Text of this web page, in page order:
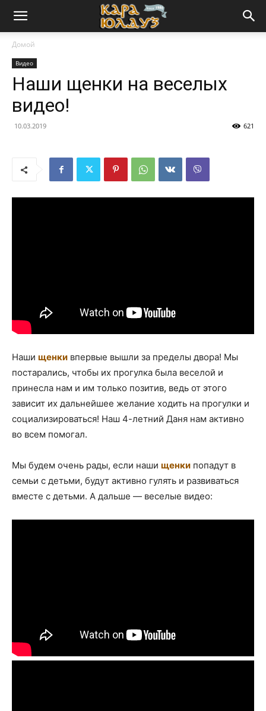
Домой
Видео
Наши щенки на веселых
видео!
10.03.2019 621
Наши щенки впервые вышли за пределы двора! Мы
постарались, чтобы их прогулка была веселой и
принесла нам и им только позитив, ведь от этого
зависит их дальнейшее желание ходить на прогулки и
социализироваться! Наш 4-летний Даня нам активно
во всем помогал.
Мы будем очень рады, если наши щенки попадут в
семьи с детьми, будут активно гулять и развиваться
вместе с детьми. А дальше — веселые видео: